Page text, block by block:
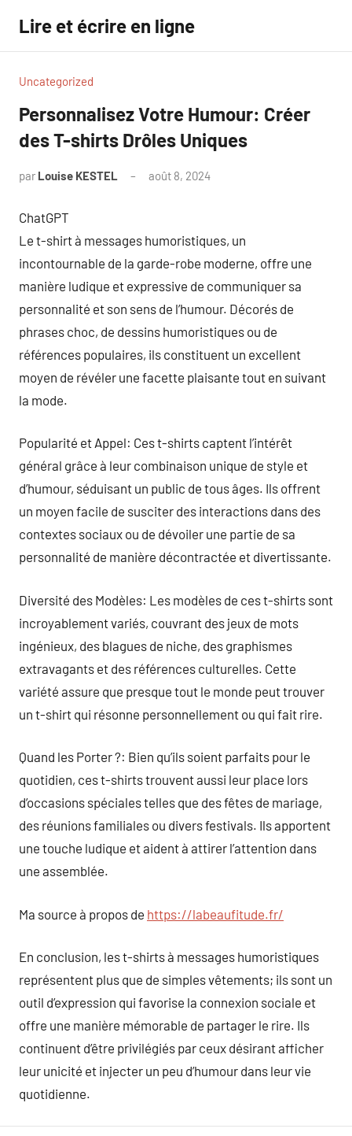
contenu
Lire et écrire en ligne
Uncategorized
Personnalisez Votre Humour: Créer
des T-shirts Drôles Uniques
par Louise KESTEL août 8, 2024
ChatGPT
Le t-shirt à messages humoristiques, un
incontournable de la garde-robe moderne, offre une
manière ludique et expressive de communiquer sa
personnalité et son sens de l’humour. Décorés de
phrases choc, de dessins humoristiques ou de
références populaires, ils constituent un excellent
moyen de révéler une facette plaisante tout en suivant
la mode.
Popularité et Appel: Ces t-shirts captent l’intérêt
général grâce à leur combinaison unique de style et
d’humour, séduisant un public de tous âges. Ils offrent
un moyen facile de susciter des interactions dans des
contextes sociaux ou de dévoiler une partie de sa
personnalité de manière décontractée et divertissante.
Diversité des Modèles: Les modèles de ces t-shirts sont
incroyablement variés, couvrant des jeux de mots
ingénieux, des blagues de niche, des graphismes
extravagants et des références culturelles. Cette
variété assure que presque tout le monde peut trouver
un t-shirt qui résonne personnellement ou qui fait rire.
Quand les Porter ?: Bien qu’ils soient parfaits pour le
quotidien, ces t-shirts trouvent aussi leur place lors
d’occasions spéciales telles que des fêtes de mariage,
des réunions familiales ou divers festivals. Ils apportent
une touche ludique et aident à attirer l’attention dans
une assemblée.
Ma source à propos de https://labeaufitude.fr/
En conclusion, les t-shirts à messages humoristiques
représentent plus que de simples vêtements; ils sont un
outil d’expression qui favorise la connexion sociale et
offre une manière mémorable de partager le rire. Ils
continuent d’être privilégiés par ceux désirant afficher
leur unicité et injecter un peu d’humour dans leur vie
quotidienne.